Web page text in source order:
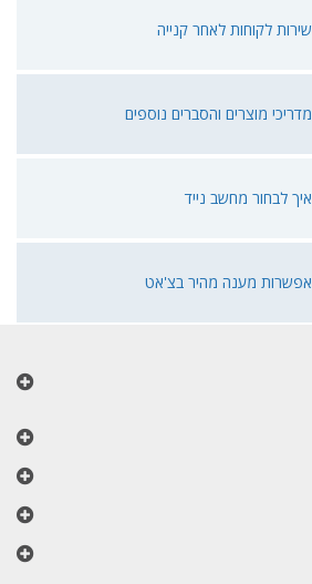
שירות לקוחות לאחר קנייה
מדריכי מוצרים והסברים נוספים
איך לבחור מחשב נייד
אפשרות מענה מהיר בצ'אט